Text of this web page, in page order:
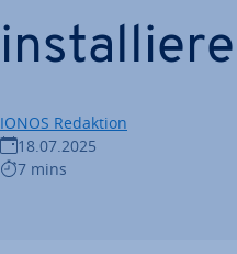
IONOS Redaktion
18.07.2025
7 mins